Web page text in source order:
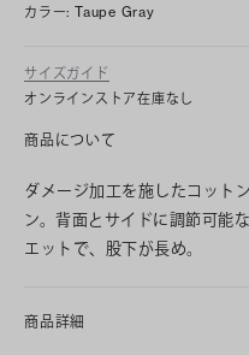
カラー: Taupe Gray
サイズガイド
オンラインストア在庫なし
商品について
ダメージ加工を施したコット
ン。背面とサイドに調節可能
エットで、股下が長め。
商品詳細